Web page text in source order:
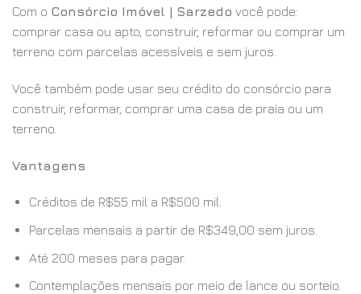
Com o Consórcio Imóvel | Sarzedo você pode:
comprar casa ou apto, construir, reformar ou comprar um
terreno com parcelas acessíveis e sem juros.
Você também pode usar seu crédito do consórcio para
construir, reformar, comprar uma casa de praia ou um
terreno.
Vantagens
Créditos de R$55 mil a R$500 mil.
Parcelas mensais a partir de R$349,00 sem juros.
Até 200 meses para pagar.
Contemplações mensais por meio de lance ou sorteio.